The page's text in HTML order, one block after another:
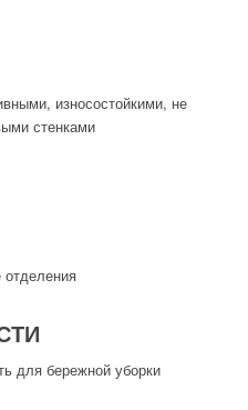
износостойкими, не
стенками
для бережной уборки